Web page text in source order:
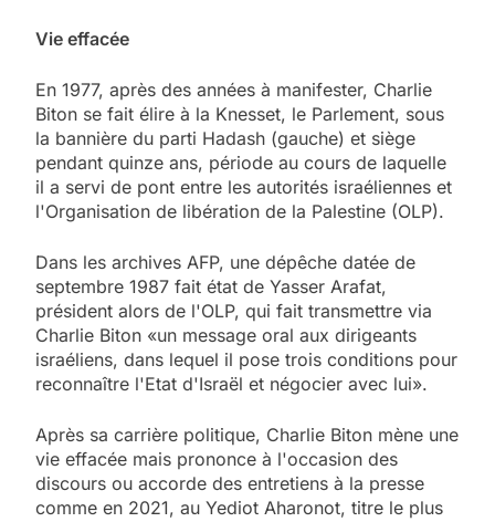
Vie effacée
En 1977, après des années à manifester, Charlie
Biton se fait élire à la Knesset, le Parlement, sous
la bannière du parti Hadash (gauche) et siège
pendant quinze ans, période au cours de laquelle
il a servi de pont entre les autorités israéliennes et
l'Organisation de libération de la Palestine (OLP).
Dans les archives AFP, une dépêche datée de
septembre 1987 fait état de Yasser Arafat,
président alors de l'OLP, qui fait transmettre via
Charlie Biton «un message oral aux dirigeants
israéliens, dans lequel il pose trois conditions pour
reconnaître l'Etat d'Israël et négocier avec lui».
Après sa carrière politique, Charlie Biton mène une
vie effacée mais prononce à l'occasion des
discours ou accorde des entretiens à la presse
comme en 2021, au Yediot Aharonot, titre le plus